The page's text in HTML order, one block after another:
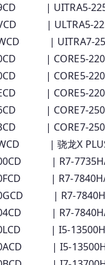
|
|
|
| CORE5-
|
| CORE5-
|
|
| 骁龙X
00CD | R7-
0FCD | R7-
0GCD | R7-
| R7-
0LCD | I5-
| I5-